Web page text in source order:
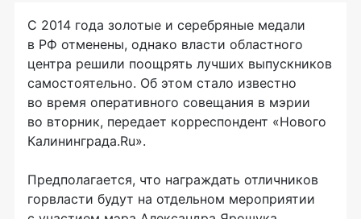
С 2014 года золотые и серебряные медали
в РФ отменены, однако власти областного
центра решили поощрять лучших выпускников
самостоятельно. Об этом стало известно
во время оперативного совещания в мэрии
во вторник, передает корреспондент «Нового
Калининграда.Ru».
Предполагается, что награждать отличников
горвласти будут на отдельном мероприятии